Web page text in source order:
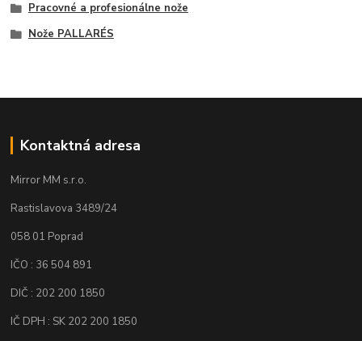
Pracovné a profesionálne nože
Nože PALLARÉS
Kontaktná adresa
Mirror MM s.r.o.
Rastislavova 3489/24
058 01 Poprad
IČO : 36 504 891
DIČ : 202 200 1850
IČ DPH : SK 202 200 1850